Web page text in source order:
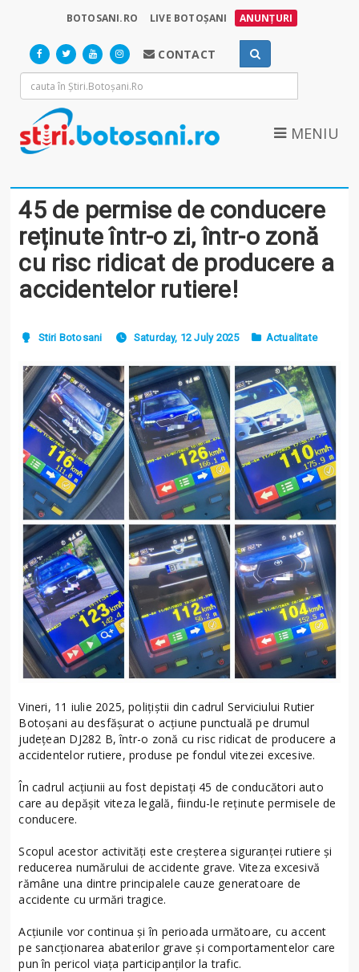
BOTOSANI.RO LIVE BOTOȘANI ANUNȚURI
CONTACT
MENIU
45 de permise de conducere
reținute într-o zi, într-o zonă
cu risc ridicat de producere a
accidentelor rutiere!
Stiri Botosani Saturday, 12 July 2025 Actualitate
Vineri, 11 iulie 2025, polițiștii din cadrul Serviciului Rutier
Botoșani au desfășurat o acțiune punctuală pe drumul
județean DJ282 B, într-o zonă cu risc ridicat de producere a
accidentelor rutiere, produse pe fondul vitezei excesive.
În cadrul acțiunii au fost depistați 45 de conducători auto
care au depășit viteza legală, fiindu-le reținute permisele de
conducere.
Scopul acestor activități este creșterea siguranței rutiere și
reducerea numărului de accidente grave. Viteza excesivă
rămâne una dintre principalele cauze generatoare de
accidente cu urmări tragice.
Acțiunile vor continua și în perioada următoare, cu accent
pe sancționarea abaterilor grave și comportamentelor care
pun în pericol viața participanților la trafic.